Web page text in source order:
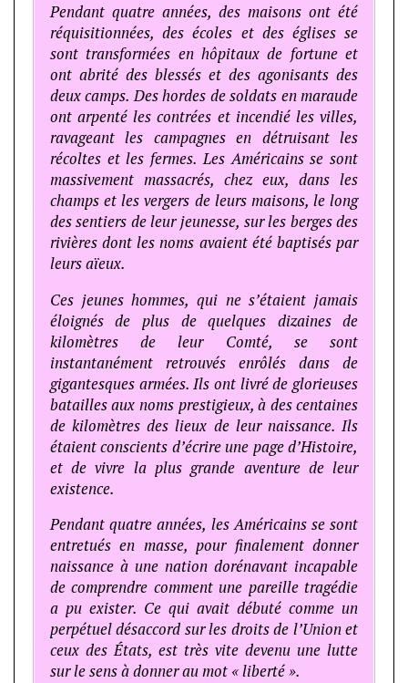
Pendant quatre années, des maisons ont été
réquisitionnées, des écoles et des églises se
sont transformées en hôpitaux de fortune et
ont abrité des blessés et des agonisants des
deux camps. Des hordes de soldats en maraude
ont arpenté les contrées et incendié les villes,
ravageant les campagnes en détruisant les
récoltes et les fermes. Les Américains se sont
massivement massacrés, chez eux, dans les
champs et les vergers de leurs maisons, le long
des sentiers de leur jeunesse, sur les berges des
rivières dont les noms avaient été baptisés par
leurs aïeux.
Ces jeunes hommes, qui ne s’étaient jamais
éloignés de plus de quelques dizaines de
kilomètres de leur Comté, se sont
instantanément retrouvés enrôlés dans de
gigantesques armées. Ils ont livré de glorieuses
batailles aux noms prestigieux, à des centaines
de kilomètres des lieux de leur naissance. Ils
étaient conscients d’écrire une page d’Histoire,
et de vivre la plus grande aventure de leur
existence.
Pendant quatre années, les Américains se sont
entretués en masse, pour finalement donner
naissance à une nation dorénavant incapable
de comprendre comment une pareille tragédie
a pu exister. Ce qui avait débuté comme un
perpétuel désaccord sur les droits de l’Union et
ceux des États, est très vite devenu une lutte
sur le sens à donner au mot « liberté ».